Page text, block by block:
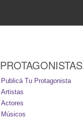
PROTAGONISTAS
Publicá Tu Protagonista
Artistas
Actores
Músicos